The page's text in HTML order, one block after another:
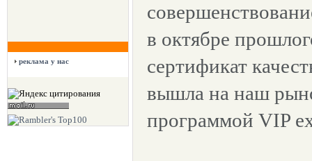
реклама у нас
в октябре
сертификат
вышла на наш
программой VIP